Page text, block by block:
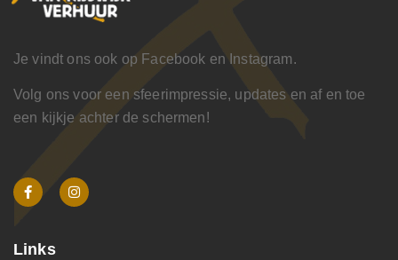
Je vindt ons ook op Facebook en Instagram.
Volg ons voor een sfeerimpressie, updates en af en toe
een kijkje achter de schermen!
Links